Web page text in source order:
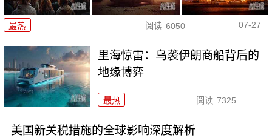
最热 阅读 6050 07-27
里海惊雷：乌袭伊朗商船背后的
地缘博弈
最热 阅读 7325
美国新关税措施的全球影响深度解析